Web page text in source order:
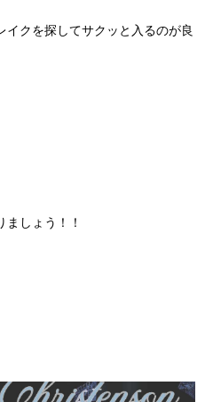
イクを探してサクッと入るのが良
しょう！！